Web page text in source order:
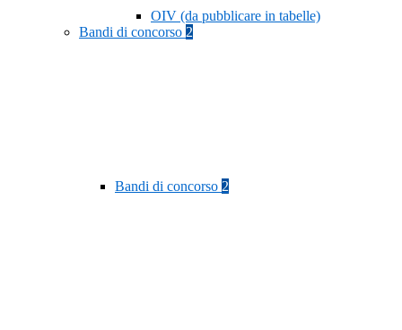
OIV (da pubblicare in tabelle)
Bandi di concorso 2
Bandi di concorso 2